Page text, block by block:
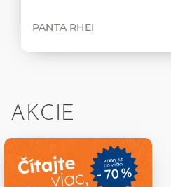
PANTA RHEI
AKCIE